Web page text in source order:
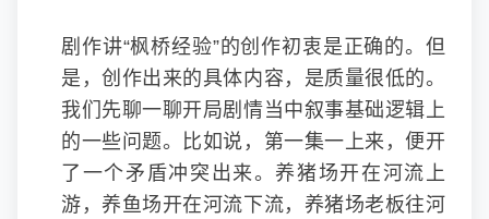
剧作讲“枫桥经验”的创作初衷是正确的。但
是，创作出来的具体内容，是质量很低的。
我们先聊一聊开局剧情当中叙事基础逻辑上
的一些问题。比如说，第一集一上来，便开
了一个矛盾冲突出来。养猪场开在河流上
游，养鱼场开在河流下流，养猪场老板往河